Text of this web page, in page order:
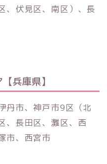
、伏見区、南区）、長
兵庫県】
丹市、神戸市9区（北
、長田区、灘区、西
市、西宮市